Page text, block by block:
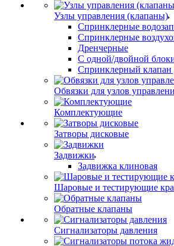
Узлы управления (клапаны)
Спринклерные
Спринклерные
Дренчерные
С одной/двойной
Спринклерный клапан
Обвязки для узлов
Комплектующие
Затворы дисковые
Задвижки
Задвижка клиновая
Шаровые и тестирующие
Обратные клапаны
Сигнализаторы давления